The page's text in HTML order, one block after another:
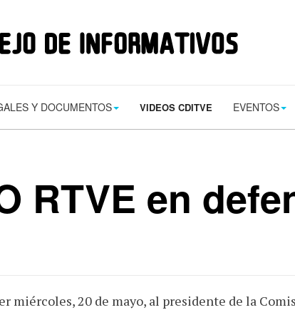
Y DOCUMENTOS VIDEOS CDITVE EVENTOS
RTVE en
miércoles, 20 de mayo, al presidente de la